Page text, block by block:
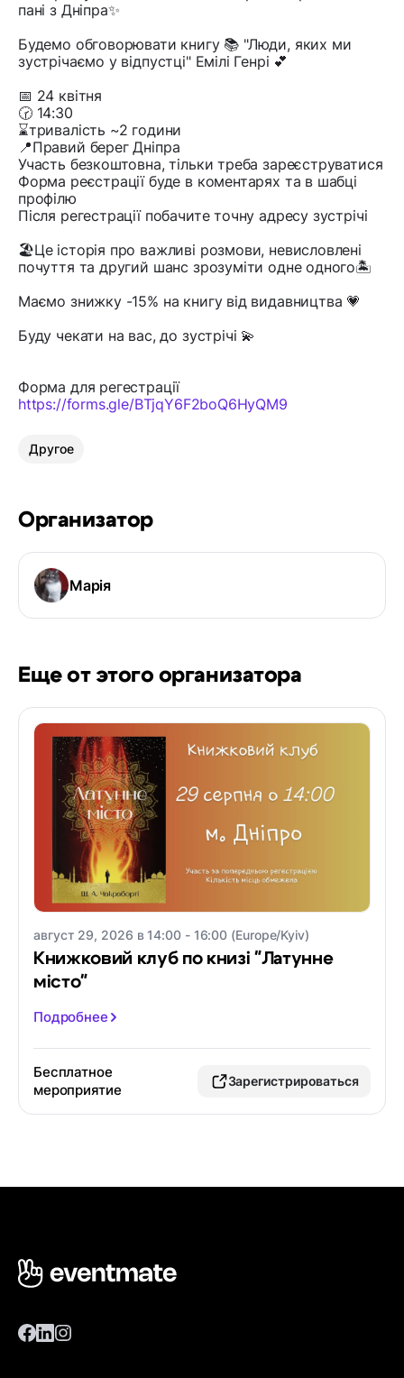
пані з Дніпра✨️
Будемо обговорювати книгу 📚 "Люди, яких ми
зустрічаємо у відпустці" Емілі Генрі 💕
📅 24 квітня
🕝 14:30
⌛️тривалість ~2 години
📍Правий берег Дніпра
Участь безкоштовна, тільки треба зареєструватися
Форма реєстрації буде в коментарях та в шабці
профілю
Після регестрації побачите точну адресу зустрічі
🏖Це історія про важливі розмови, невисловлені
почуття та другий шанс зрозуміти одне одного🏝
Маємо знижку -15% на книгу від видавництва 💗
Буду чекати на вас, до зустрічі 💫
Форма для регестрації
https://forms.gle/BTjqY6F2boQ6HyQM9
Другое
Организатор
Марія
Еще от этого организатора
август 29, 2026 в 14:00 - 16:00 (Europe/Kyiv)
Книжковий клуб по книзі "Латунне
місто"
Подробнее
Бесплатное
мероприятие
Зарегистрироваться